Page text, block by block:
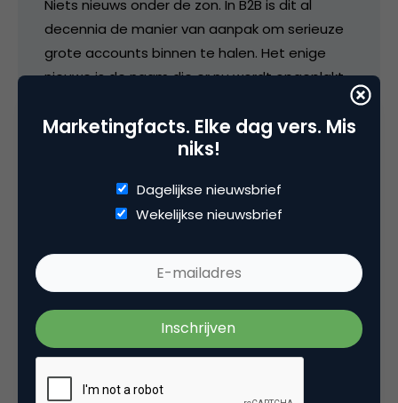
Niets nieuws onder de zon. In B2B is dit al
decennia de manier van aanpak om serieuze
grote accounts binnen te halen. Het enige
nieuwe is de naam die er nu wordt opgeplakt
23 december 2016 om 13:31
Heel interessant en inspirerend. Maarreh..
eigenlijk ook wel benieuwd naar de reactie van
Leonie op de comment van Richard. *pakt de
popcorn*
Marketingfacts. Elke dag vers. Mis
niks!
Dagelijkse nieuwsbrief
Wekelijkse nieuwsbrief